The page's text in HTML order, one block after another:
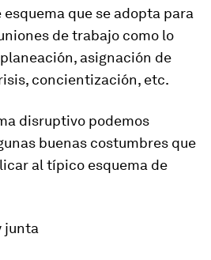
que se adopta para
de trabajo como lo
asignación de
concientización, etc.
disruptivo podemos
buenas costumbres que
al típico esquema de
junta